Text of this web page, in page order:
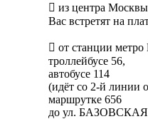
 из центра
Вас встретят на
 от станции метро
троллейбусе 56,
автобусе 114
(идёт со 2-й линии
маршрутке 656
до ул. БАЗОВСКАЯ -